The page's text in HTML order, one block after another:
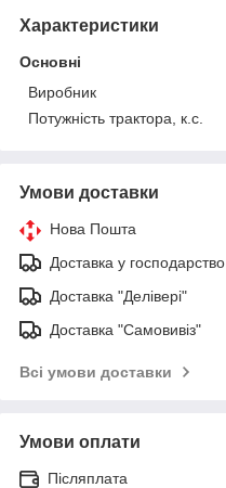
Характеристики
Основні
Виробник
Потужність трактора, к.с.
Умови доставки
Нова Пошта
Доставка у господарство
Доставка "Делівері"
Доставка "Самовивіз"
Всі умови доставки
Умови оплати
Післяплата